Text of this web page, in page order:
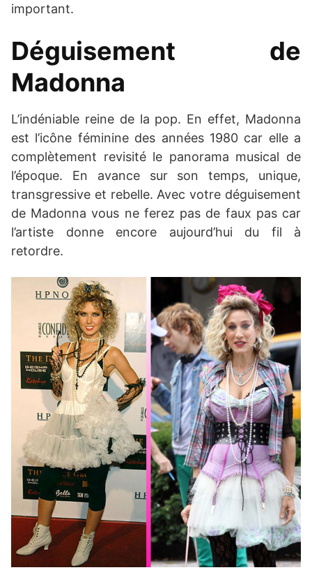
important.
Déguisement de
Madonna
L’indéniable reine de la pop. En effet, Madonna
est l’icône féminine des années 1980 car elle a
complètement revisité le panorama musical de
l’époque. En avance sur son temps, unique,
transgressive et rebelle. Avec votre déguisement
de Madonna vous ne ferez pas de faux pas car
l’artiste donne encore aujourd’hui du fil à
retordre.